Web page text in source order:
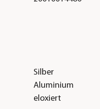
Silber
Aluminium
eloxiert